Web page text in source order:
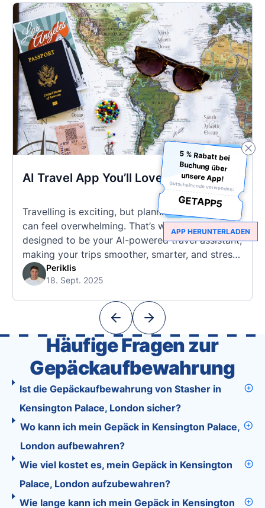
AI Travel App You’ll Love in 2025
Travelling is exciting, but planning every detail
can feel overwhelming. That’s why Tourist is
designed to be your AI-powered travel assistant,
making your trips smoother, smarter, and stress-
free. 🧭 What Makes the Tourist App Unique?
Unlike standard travel apps, Tourist combines
With Tourist, your trip planning becomes as
Periklis
18. Sept. 2025
Häufige Fragen zur
Gepäckaufbewahrung
Ist die Gepäckaufbewahrung von Stasher in
Kensington Palace, London sicher?
Wo kann ich mein Gepäck in Kensington Palace,
London aufbewahren?
Wie viel kostet es, mein Gepäck in Kensington
Palace, London aufzubewahren?
Wie lange kann ich mein Gepäck in Kensington
5 % Rabatt bei
Buchung über
unsere App!
Gutscheincode verwenden:
GETAPP5
APP HERUNTERLADEN